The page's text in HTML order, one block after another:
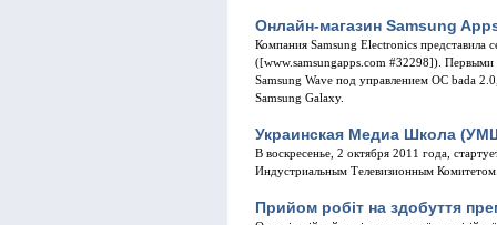
Онлайн-магазин Samsung
Компания Samsung Electronics представила
([www.samsungapps.com #32298]). Первыми
Samsung Wave под управлением ОС bada
Samsung Galaxy.
Украинская Медиа Школа
В воскресенье, 2 октября 2011 года,
Индустриальным Телевизионным
Прийом робіт на здобуття